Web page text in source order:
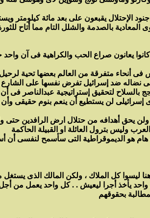
الإحتلال يقبعون على بعد مائة كيلومتر
بالصدمة والشلل التام مما أتاح
يعانون صراع الحب والكراهية فى آن واحد
ومع توقف دقات قلب عبدالناصر دقت أجراس فى أنحاء متفرقة من العالم
فى نضاله ضد إسرائيل تفرض نفسها على
لتحقيق إستراتيجية عبدالناصر فى أن
إسرائيلى لن يستطيع أن ينعم بنوم حقيقى وأن
ولن يحق أهدافه من حتلال ارض الرافدين حتى
هام هو الديموقراطية التى سأسمح لنفسى أن
واحد يأخذ أجرا ليعيش . . كل واحد يعمل من